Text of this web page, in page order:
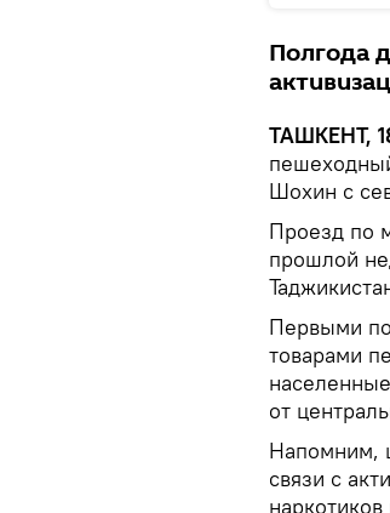
Полгода
ТАШКЕНТ,
Шохин с
Проезд по
прошлой
Первыми
товарами
от
Напомним,
связи с